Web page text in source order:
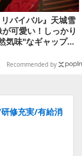
リバイバル』天城雪
可愛い！しっかり
気味"なギャップ…
助けられる姿にも
Recommended by
修充実/有給消